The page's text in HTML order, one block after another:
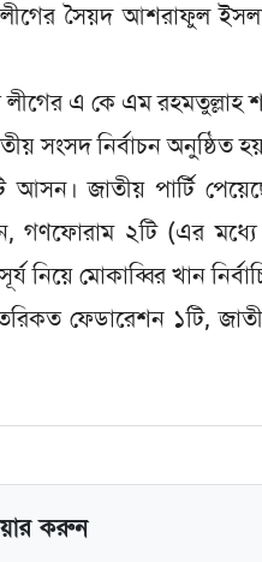
সৈয়দ আশরাফুল
এ কে এম রহমতুল্লাহ
সংসদ নির্বাচন অনুষ্ঠিত
আসন। জাতীয় পার্টি
গণফোরাম ২টি (এর মধ্যে
মোকাব্বির খান
ফেডারেশন ১টি,
করুন